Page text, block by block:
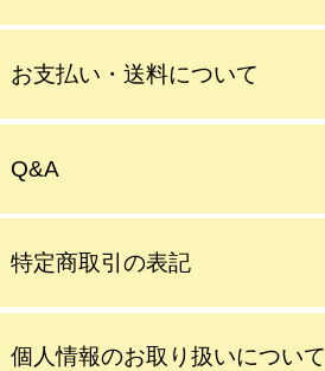
お支払い・送料について
Q&A
特定商取引の表記
個人情報のお取り扱いについて